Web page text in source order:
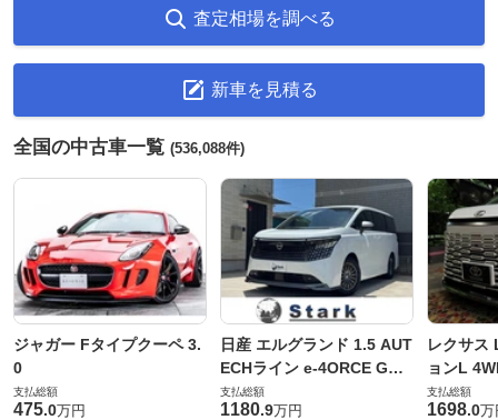
査定相場を調べる
新車を見積る
全国の中古車一覧 (536,088件)
ジャガー Fタイプクーペ 3.
0
支払総額
475.0万円
日産 エルグランド 1.5 AUT
ECHライン e-4ORCE Gス
ペック 4WD
支払総額
1180.9万円
レクサス
ョンL
支払総額
1698.0万